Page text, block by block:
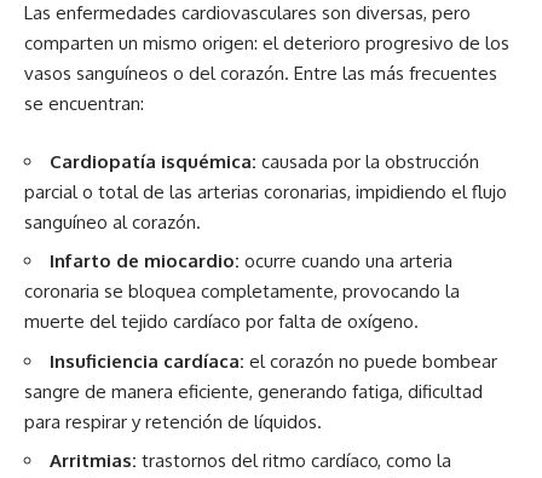
Las enfermedades cardiovasculares son diversas, pero
comparten un mismo origen: el deterioro progresivo de los
vasos sanguíneos o del corazón. Entre las más frecuentes
se encuentran:
Cardiopatía isquémica: causada por la obstrucción
parcial o total de las arterias coronarias, impidiendo el flujo
sanguíneo al corazón.
Infarto de miocardio: ocurre cuando una arteria
coronaria se bloquea completamente, provocando la
muerte del tejido cardíaco por falta de oxígeno.
Insuficiencia cardíaca: el corazón no puede bombear
sangre de manera eficiente, generando fatiga, dificultad
para respirar y retención de líquidos.
Arritmias: trastornos del ritmo cardíaco, como la